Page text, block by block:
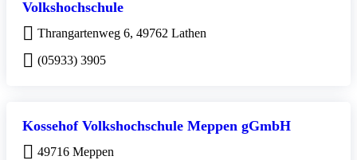
Volkshochschule
Thrangartenweg 6, 49762 Lathen
(05933) 3905
Kossehof Volkshochschule Meppen gGmbH
49716 Meppen